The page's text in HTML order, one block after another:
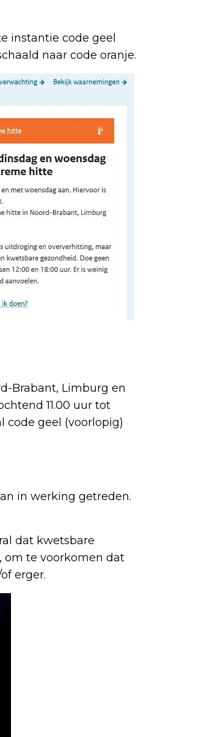
instantie code geel
naar code oranje.
Brabant, Limburg en
11.00 uur tot
code geel (voorlopig)
in werking getreden.
dat kwetsbare
om te voorkomen dat
erger.